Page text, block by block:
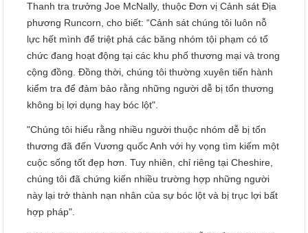
Thanh tra trưởng Joe McNally, thuộc Đơn vị Cảnh sát Địa
phương Runcorn, cho biết: “Cảnh sát chúng tôi luôn nỗ
lực hết mình để triệt phá các băng nhóm tội phạm có tổ
chức đang hoạt động tại các khu phố thương mại và trong
cộng đồng. Đồng thời, chúng tôi thường xuyên tiến hành
kiểm tra để đảm bảo rằng những người dễ bị tổn thương
không bị lợi dụng hay bóc lột".
"Chúng tôi hiểu rằng nhiều người thuộc nhóm dễ bị tổn
thương đã đến Vương quốc Anh với hy vọng tìm kiếm một
cuộc sống tốt đẹp hơn. Tuy nhiên, chỉ riêng tại Cheshire,
chúng tôi đã chứng kiến ​​nhiều trường hợp những người
này lại trở thành nạn nhân của sự bóc lột và bị trục lợi bất
hợp pháp".